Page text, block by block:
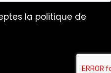
la politique de